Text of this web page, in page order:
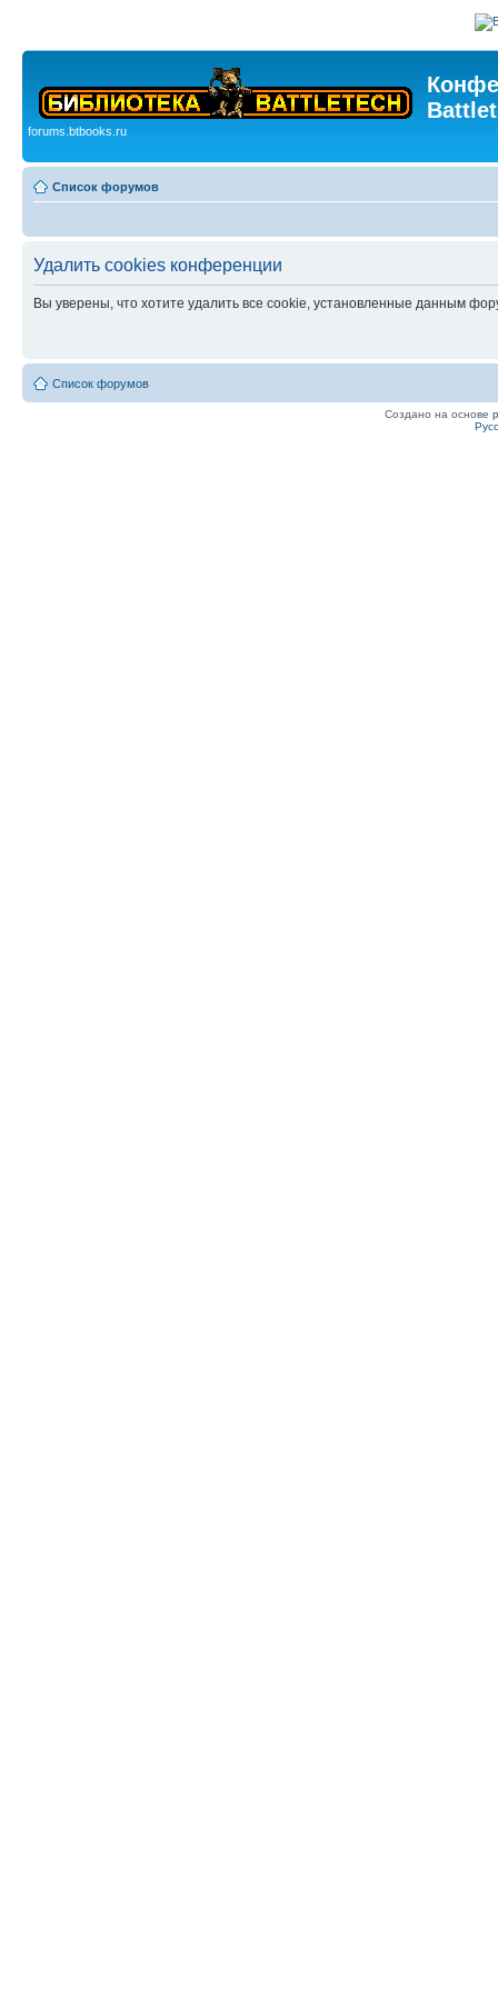
forums.btbooks.ru
Список форумов
Удалить cookies конференции
Вы уверены, что хотите удалить все cookie, установленные данным
Список форумов
Создано на основе